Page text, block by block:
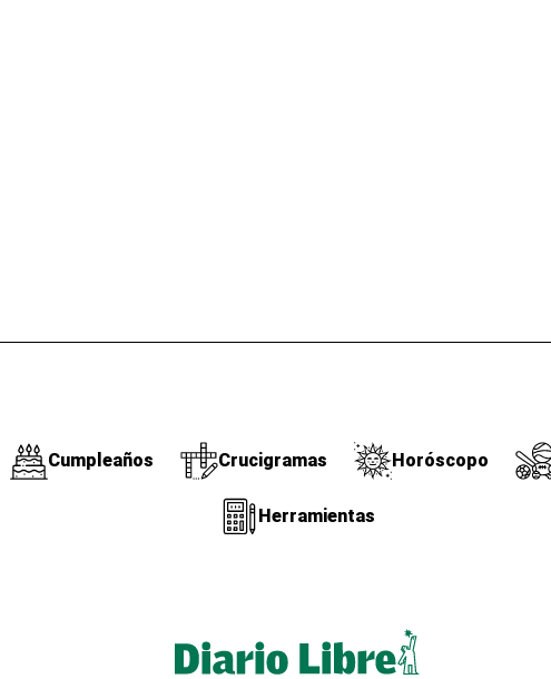
Cumpleaños Crucigramas Horóscopo
Herramientas